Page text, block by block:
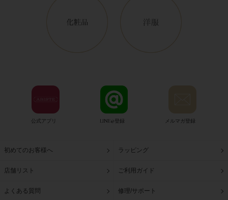
公式アプリ LINE@登録 メルマガ登録
初めてのお客様へ ラッピング
店舗リスト ご利用ガイド
よくある質問 修理/サポート